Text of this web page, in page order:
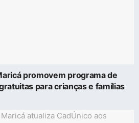
promovem programa de
para crianças e famílias